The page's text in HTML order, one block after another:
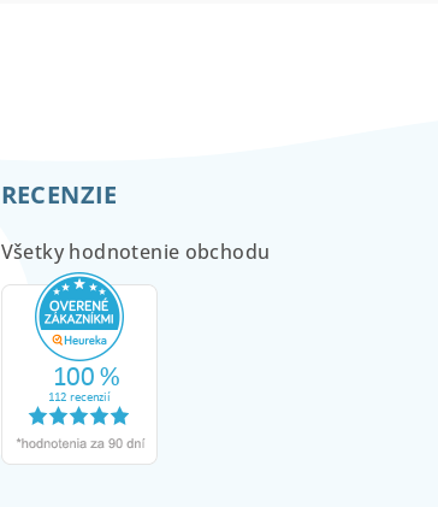
RECENZIE
Všetky hodnotenie obchodu